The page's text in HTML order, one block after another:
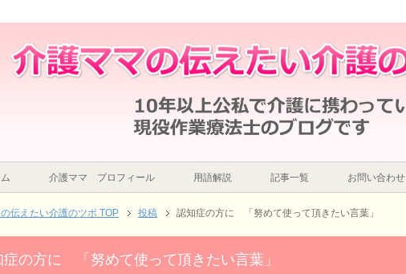
介護ママ プロフィール 用語解説 記事一覧 お問い合わせ
伝えたい介護のツボ TOP 投稿 認知症の方に 「努めて使って頂きたい言葉」
症の方に 「努めて使って頂きたい言葉」